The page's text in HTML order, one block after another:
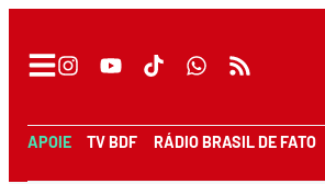
APOIE TV BDF RÁDIO BRASIL DE FATO